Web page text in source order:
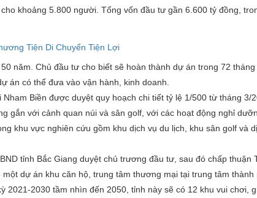
khoảng 5.800 người. Tổng vốn đầu tư gần 6.600 tỷ đồng ,
Tiện Di Chuyển Tiện Lợi
năm. Chủ đầu tư cho biết sẽ hoàn thành dự án trong 72
án có thể đưa vào vận hành, kinh doanh.
Biền được duyệt quy hoạch chi tiết tỷ lệ 1/500 từ tháng
gắn với cảnh quan núi và sân golf, với các hoạt động nghỉ
khu vực nghiên cứu gồm khu dịch vụ du lịch, khu sân golf và
tỉnh Bắc Giang duyệt chủ trương đầu tư, sau đó chấp thuận
dự án khu căn hộ, trung tâm thương mại tại trung tâm thành
2021-2030 tầm nhìn đến 2050, tỉnh này sẽ có 12 khu vui chơi,